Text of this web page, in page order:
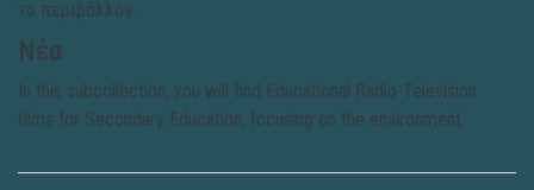
το περιβάλλον.
Νέα
In this subcollection, you will find Educational Radio-Television
films for Secondary Education, focusing on the environment.